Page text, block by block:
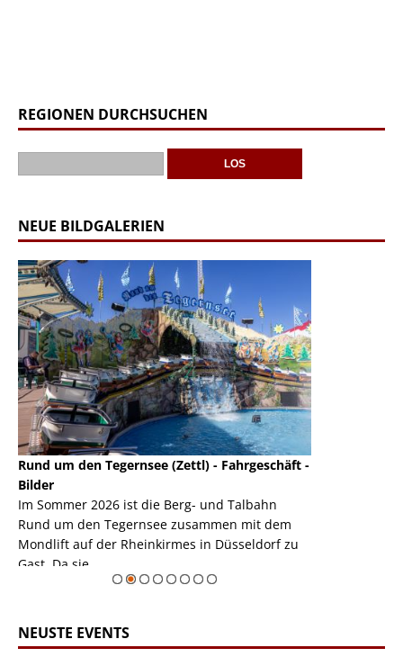
REGIONEN DURCHSUCHEN
NEUE BILDGALERIEN
Rund um den Tegernsee (Zettl) - Fahrgeschäft -
Bilder
Im Sommer 2026 ist die Berg- und Talbahn
Rund um den Tegernsee zusammen mit dem
Mondlift auf der Rheinkirmes in Düsseldorf zu
Gast. Da sie ...
NEUSTE EVENTS